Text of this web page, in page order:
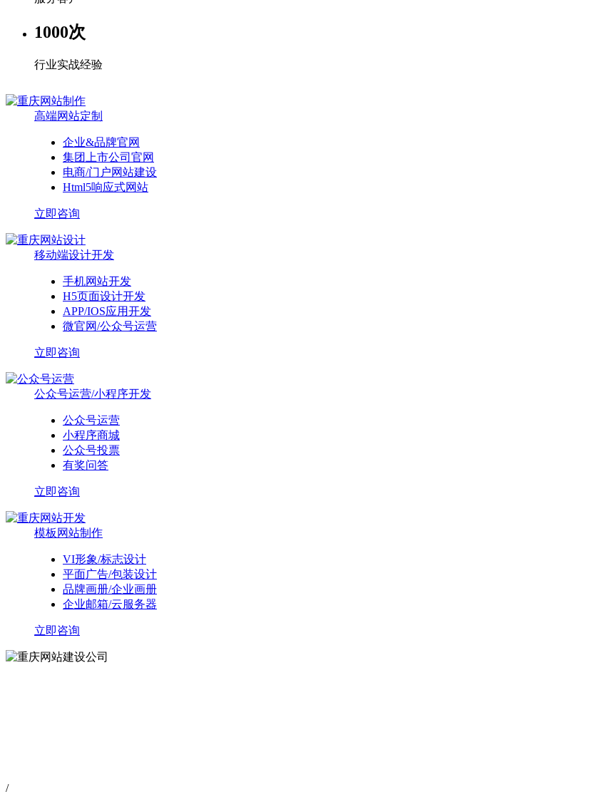
1000次
行业实战经验
高端网站定制
企业&品牌官网
集团上市公司官网
电商/门户网站建设
Html5响应式网站
立即咨询
移动端设计开发
手机网站开发
H5页面设计开发
APP/IOS应用开发
微官网/公众号运营
立即咨询
公众号运营/小程序开发
公众号运营
小程序商城
公众号投票
有奖问答
立即咨询
模板网站制作
VI形象/标志设计
平面广告/包装设计
品牌画册/企业画册
企业邮箱/云服务器
立即咨询
/